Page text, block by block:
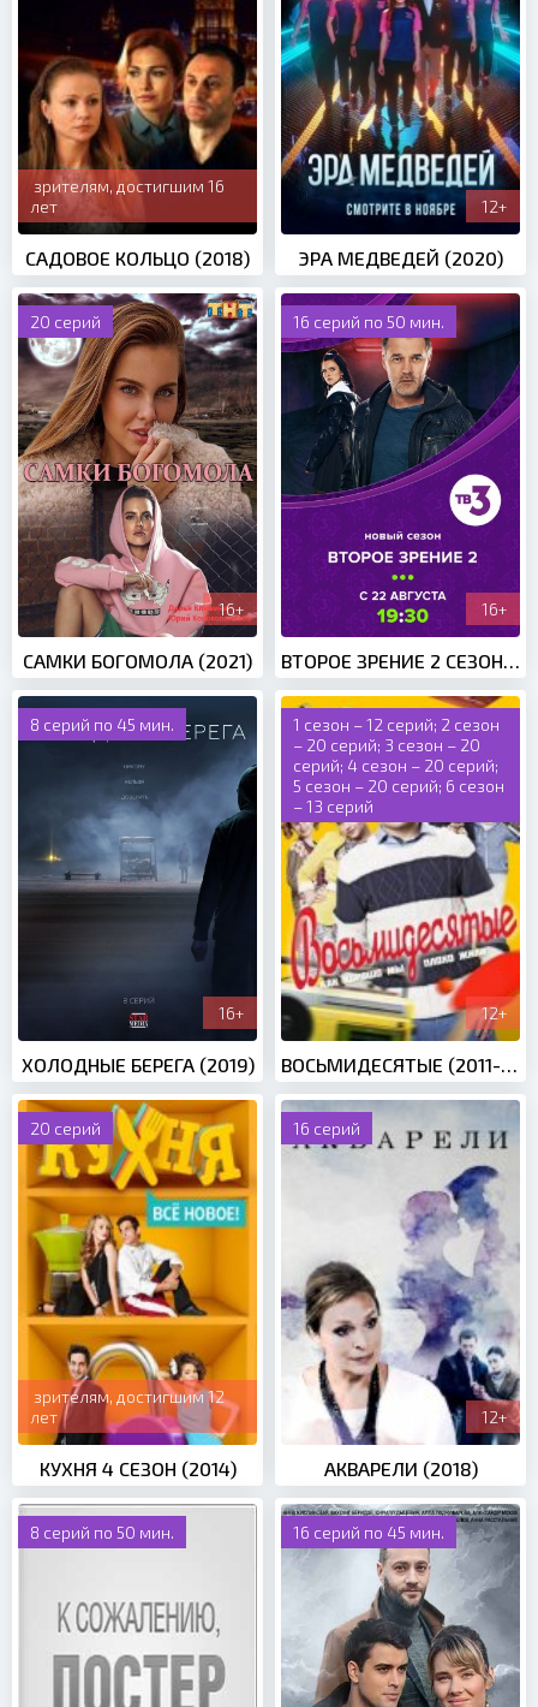
зрителям, достигшим 16
лет
САДОВОЕ КОЛЬЦО (2018)
12+
ЭРА МЕДВЕДЕЙ (2020)
20 серий
16+
САМКИ БОГОМОЛА (2021)
16 серий по 50 мин.
16+
ВТОРОЕ ЗРЕНИЕ 2 СЕЗОН (2022)
8 серий по 45 мин.
16+
ХОЛОДНЫЕ БЕРЕГА (2019)
1 сезон – 12 серий; 2 сезон
– 20 серий; 3 сезон – 20
серий; 4 сезон – 20 серий;
5 сезон – 20 серий; 6 сезон
– 13 серий
12+
ВОСЬМИДЕСЯТЫЕ (2011-2016)
20 серий
зрителям, достигшим 12
лет
КУХНЯ 4 СЕЗОН (2014)
16 серий
12+
АКВАРЕЛИ (2018)
8 серий по 50 мин. 16 серий по 45 мин.